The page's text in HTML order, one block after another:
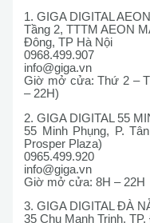
1. GIGA DIGITAL
Tầng 2, TTTM AEON
Đông, TP Hà Nội
0968.499.907
info@giga.vn
Giờ mở cửa: Thứ 2 –
– 22H)
2. GIGA DIGITAL 55
55 Minh Phụng, P.
Prosper Plaza)
0965.499.920
info@giga.vn
Giờ mở cửa: 8H – 22H
3. GIGA DIGITAL ĐÀ
35 Chu Mạnh Trinh,